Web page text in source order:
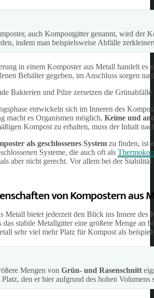
auch Kompostgitter genannt, wird der
indem man beispielsweise Abfälle
in einem Komposter aus Metall handelt es
Behälter gegeben, im Anschluss sorgen
Bakterien und Pilze zersetzen die
entwickeln sich im Inneren des
macht es Organismen möglich, Keime und
Kompost zu erhalten, muss der Inhalt
als geschlossenes System zu finden, ist
Systeme, die auch oft als
aber nicht gerecht. Vor allem bei der
von Kompostern aus
Metall bietet jederzeit den Blick ins Innere des
das stabile Metallgitter eine größere Menge an
sehr viel mehr Platz für Kompost als
Mengen von Grün- und Rasenschnitt
den er hier aufgrund des hohen